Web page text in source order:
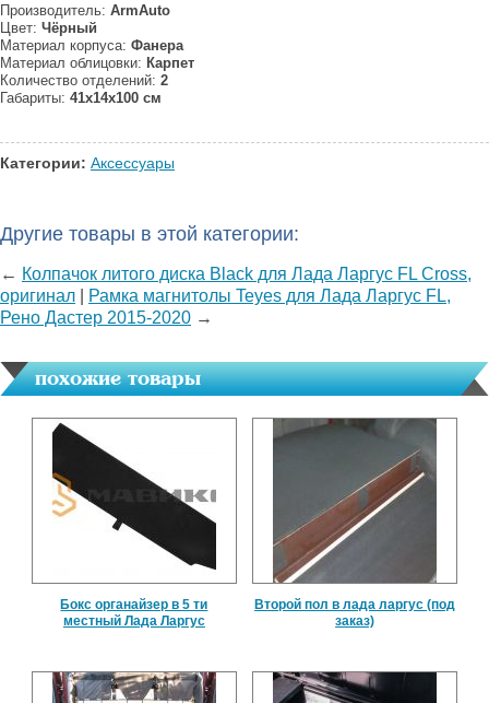
Производитель: ArmAuto
Цвет: Чёрный
Материал корпуса: Фанера
Материал облицовки: Карпет
Количество отделений: 2
Габариты: 41x14x100 см
Категории: Аксессуары
Другие товары в этой категории:
← Колпачок литого диска Black для Лада Ларгус FL Cross,
оригинал
Рамка магнитолы Teyes для Лада Ларгус FL,
Рено Дастер 2015-2020 →
похожие товары
Бокс органайзер в 5 ти
местный Лада Ларгус
Второй пол в лада ларгус (под
заказ)